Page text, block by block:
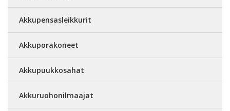
Akkupensasleikkurit
Akkuporakoneet
Akkupuukkosahat
Akkuruohonilmaajat